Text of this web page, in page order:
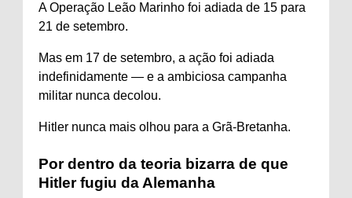
A Operação Leão Marinho foi adiada de 15 para
21 de setembro.
Mas em 17 de setembro, a ação foi adiada
indefinidamente — e a ambiciosa campanha
militar nunca decolou.
Hitler nunca mais olhou para a Grã-Bretanha.
Por dentro da teoria bizarra de que
Hitler fugiu da Alemanha